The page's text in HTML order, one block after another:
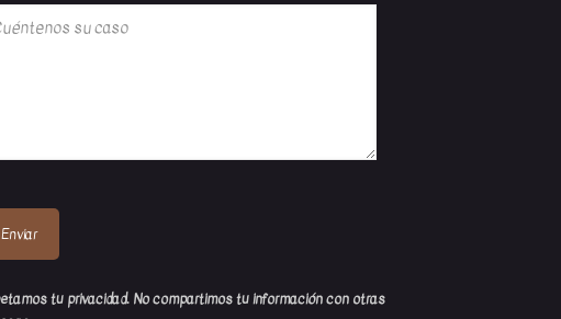
tu privacidad. No compartimos tu información con otras